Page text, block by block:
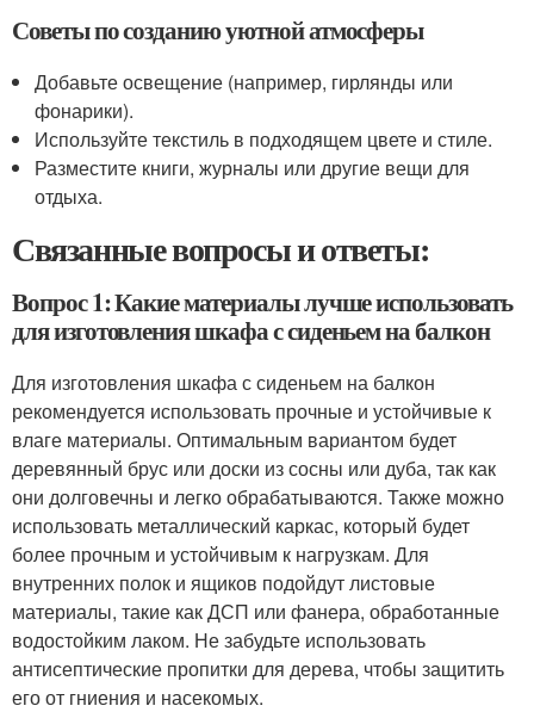
Советы по созданию уютной атмосферы
Добавьте освещение (например, гирлянды или
фонарики).
Используйте текстиль в подходящем цвете и стиле.
Разместите книги, журналы или другие вещи для
отдыха.
Связанные вопросы и ответы:
Вопрос 1: Какие материалы лучше использовать
для изготовления шкафа с сиденьем на балкон
Для изготовления шкафа с сиденьем на балкон
рекомендуется использовать прочные и устойчивые к
влаге материалы. Оптимальным вариантом будет
деревянный брус или доски из сосны или дуба, так как
они долговечны и легко обрабатываются. Также можно
использовать металлический каркас, который будет
более прочным и устойчивым к нагрузкам. Для
внутренних полок и ящиков подойдут листовые
материалы, такие как ДСП или фанера, обработанные
водостойким лаком. Не забудьте использовать
антисептические пропитки для дерева, чтобы защитить
его от гниения и насекомых.